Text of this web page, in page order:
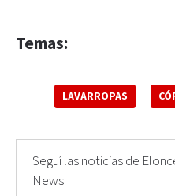
Temas:
LAVARROPAS
Seguí las noticias de
News